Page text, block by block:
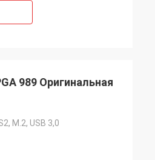
989 Оригинальная
M.2, USB 3,0